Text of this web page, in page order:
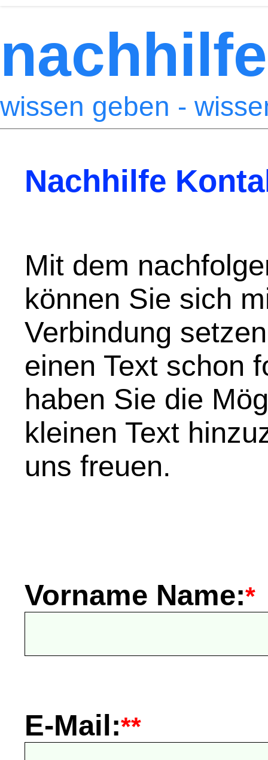
wissen geben -
Nachhilfe
Mit dem
können Sie sich
Verbindung
einen Text schon
haben Sie die
kleinen Text
uns freuen.
Vorname Name:*
E-Mail:**